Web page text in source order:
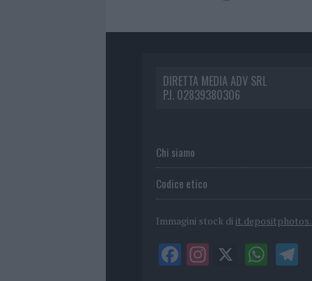
DIRETTA MEDIA ADV SRL
P.I. 02839380306
Chi siamo
Codice etico
Immagini stock di